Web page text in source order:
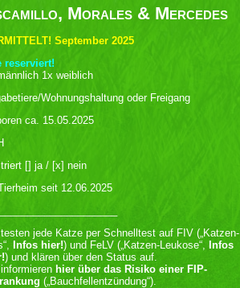
Morales & Mercedes
September 2025
reserviert!
1x weiblich
Wohnungshaltung oder Freigang
ca. 15.05.2025
[] ja / [x] nein
seit 12.06.2025
jede Katze per Schnelltest auf FIV („Katzen-
Infos hier!) und FeLV („Katzen-Leukose“, Infos
) und klären über den Status auf.
hier über das Risiko einer FIP-
(„Bauchfellentzündung“).